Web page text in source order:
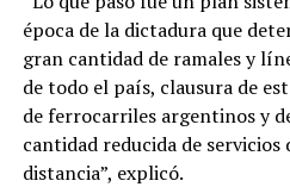
época de la dictadura que
gran cantidad de ramales y
de todo el país, clausura de
de ferrocarriles argentinos y
cantidad reducida de servicios
distancia”, explicó.